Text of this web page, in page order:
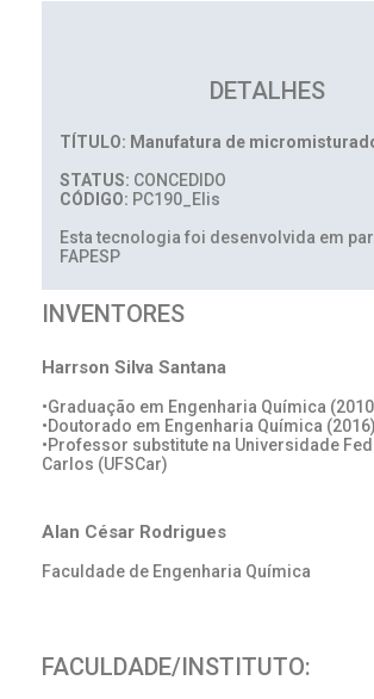
DETALHES
TÍTULO: Manufatura de
STATUS: CONCEDIDO
CÓDIGO: PC190_Elis
Esta tecnologia foi desenvolvida em
FAPESP
INVENTORES
Harrson Silva Santana
•Graduação em Engenharia Química
•Doutorado em Engenharia Química (2016)
•Professor substitute na Universidade
Carlos (UFSCar)
Alan César Rodrigues
Faculdade de Engenharia Química
FACULDADE/INSTITUTO: